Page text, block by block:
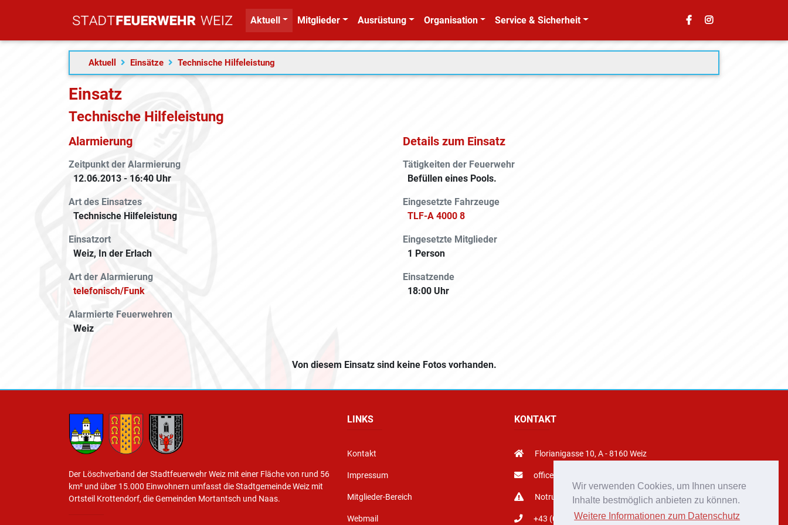
Wir verwenden Cookies, um Ihnen unsere
Inhalte bestmöglich anbieten zu können.
Weitere Informationen zum Datenschutz
Aktuell Mitglieder Ausrüstung Organisation Service & Sicherheit
Aktuell Einsätze Technische Hilfeleistung
Einsatz
Technische Hilfeleistung
Alarmierung
Zeitpunkt der Alarmierung
12.06.2013 - 16:40 Uhr
Art des Einsatzes
Technische Hilfeleistung
Einsatzort
Weiz, In der Erlach
Art der Alarmierung
telefonisch/Funk
Alarmierte Feuerwehren
Weiz
Details zum Einsatz
Tätigkeiten der Feuerwehr
Befüllen eines Pools.
Eingesetzte Fahrzeuge
TLF-A 4000 8
Eingesetzte Mitglieder
1 Person
Einsatzende
18:00 Uhr
Von diesem Einsatz sind keine Fotos vorhanden.
Der Löschverband der Stadtfeuerwehr Weiz mit einer Fläche von rund 56
km² und über 15.000 Einwohnern umfasst die Stadtgemeinde Weiz mit
Ortsteil Krottendorf, die Gemeinden Mortantsch und Naas.
LINKS
Kontakt
Impressum
Mitglieder-Bereich
Webmail
KONTAKT
Florianigasse 10, A - 8160 Weiz
office@stadtfeuerwehr-weiz.at
Notruf 122
+43 (0)3172 2222